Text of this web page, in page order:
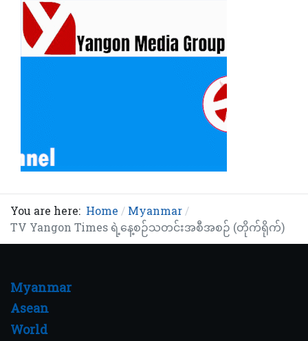
You are here: Home
Myanmar
TV Yangon Times ရဲ့နေ့စဉ်သတင်းအစီအစဉ် (တိုက်ရိုက်)
Myanmar
Asean
World